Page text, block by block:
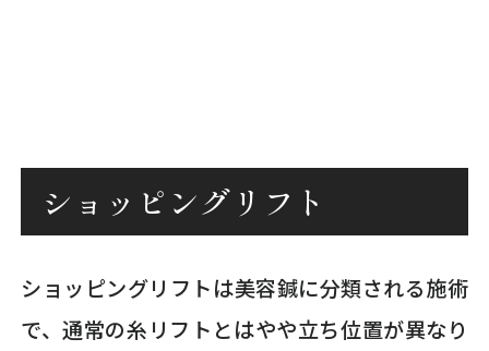
ショッピングリフト
ショッピングリフトは美容鍼に分類される施術
で、通常の糸リフトとはやや立ち位置が異なり